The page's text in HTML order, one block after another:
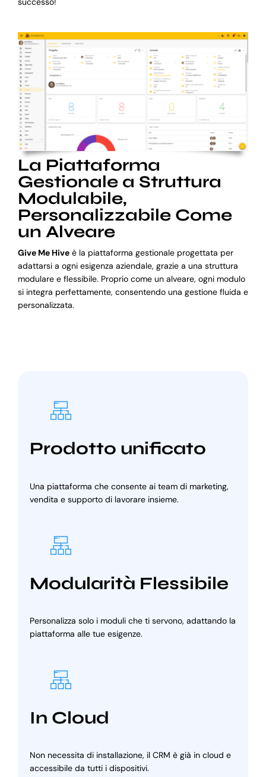
La Piattaforma
Gestionale a Struttura
Modulabile,
Personalizzabile Come
un Alveare
Give Me Hiveè la piattaforma gestionale progettata per
adattarsi a ogni esigenza aziendale, grazie a una struttura
modulare e flessibile. Proprio come un alveare, ogni modulo
si integra perfettamente, consentendo una gestione fluida e
personalizzata.
Prodotto unificato
Una piattaforma che consente ai team di marketing,
vendita e supporto di lavorare insieme.
Modularità Flessibile
Personalizza solo i moduli che ti servono, adattando la
piattaforma alle tue esigenze.
In Cloud
Non necessita di installazione, il CRM è già in cloud e
accessibile da tutti i dispositivi.